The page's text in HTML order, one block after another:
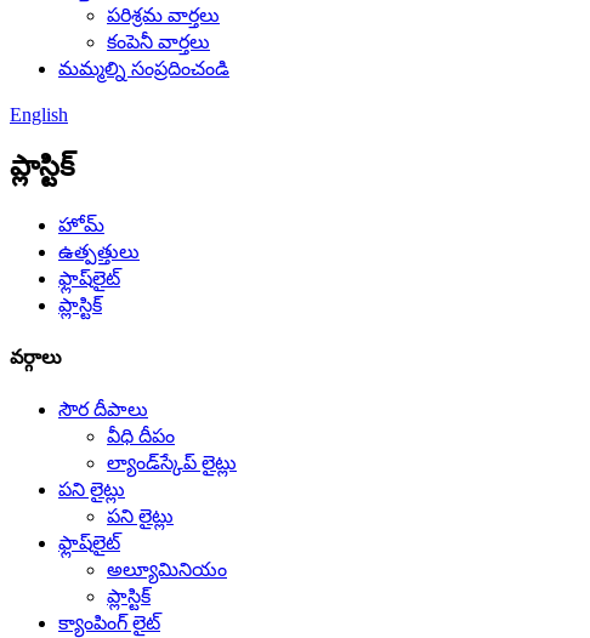
పరిశ్రమ వార్తలు
కంపెనీ వార్తలు
మమ్మల్ని సంప్రదించండి
English
ప్లాస్టిక్
హోమ్
ఉత్పత్తులు
ఫ్లాష్‌లైట్
ప్లాస్టిక్
వర్గాలు
సౌర దీపాలు
వీధి దీపం
ల్యాండ్‌స్కేప్ లైట్లు
పని లైట్లు
పని లైట్లు
ఫ్లాష్‌లైట్
అల్యూమినియం
ప్లాస్టిక్
క్యాంపింగ్ లైట్